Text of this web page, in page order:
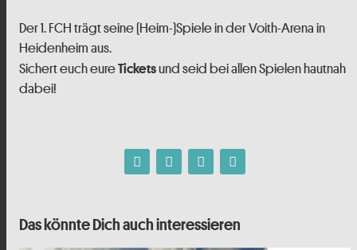
Der 1. FCH trägt seine (Heim-)Spiele in der Voith-Arena in
Heidenheim aus.
Sichert euch eureTicketsund seid bei allen Spielen hautnah
dabei!
Das könnte Dich auch interessieren